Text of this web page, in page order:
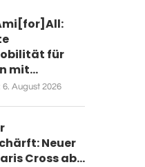
für
mit...
6. August 2026
Neuer
Cross ab...